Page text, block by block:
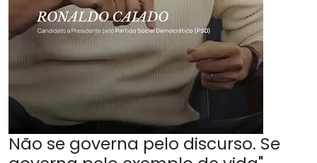
Não se governa pelo discurso. Se